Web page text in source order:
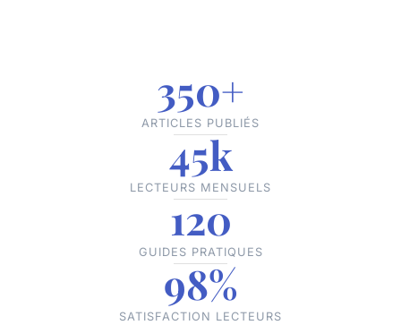
350+
ARTICLES PUBLIÉS
45k
LECTEURS MENSUELS
120
GUIDES PRATIQUES
98%
SATISFACTION LECTEURS